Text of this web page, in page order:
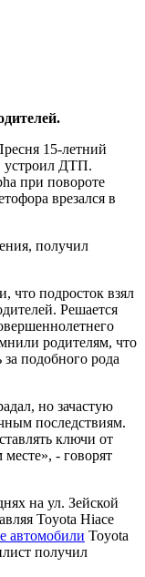
15-летний
устроил ДТП.
при повороте
врезался в
получил
что подросток взял
Решается
родителям, что
подобного рода
но зачастую
последствиям.
ключи от
- говорят
на ул. Зейской
Toyota Hiace
автомобили Toyota
получил